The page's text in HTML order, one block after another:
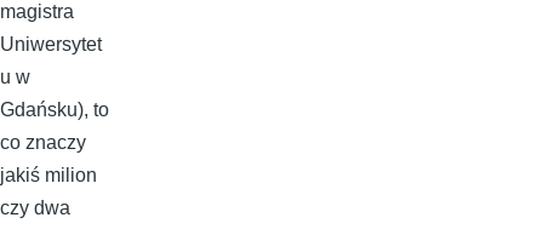
magistra
Uniwersytet
u w
Gdańsku), to
co znaczy
jakiś milion
czy dwa